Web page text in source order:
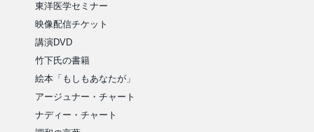
東洋医学セミナー
映像配信チケット
講演DVD
竹下氏の書籍
絵本「もしもあなたが」
アージュナー・チャート
ナディー・チャート